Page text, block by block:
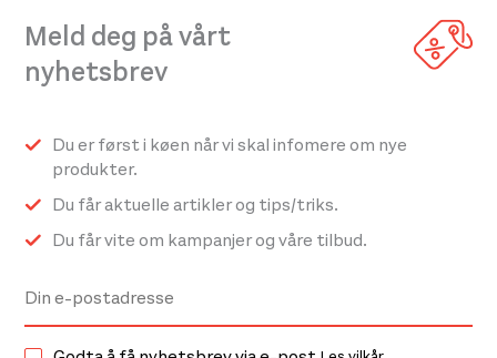
Meld deg på vårt
nyhetsbrev
Du er først i køen når vi skal infomere om nye
produkter.
Du får aktuelle artikler og tips/triks.
Du får vite om kampanjer og våre tilbud.